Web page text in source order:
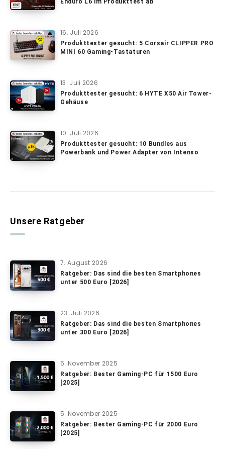
16. Juli 2026
Produkttester gesucht: 5 Corsair CLIPPER PRO
MINI 60 Gaming-Tastaturen
13. Juli 2026
Produkttester gesucht: 6 HYTE X50 Air Tower-
Gehäuse
10. Juli 2026
Produkttester gesucht: 10 Bundles aus
Powerbank und Power Adapter von Intenso
Unsere Ratgeber
7. August 2026
Ratgeber: Das sind die besten Smartphones
unter 500 Euro [2026]
23. Juli 2026
Ratgeber: Das sind die besten Smartphones
unter 300 Euro [2026]
5. November 2025
Ratgeber: Bester Gaming-PC für 1500 Euro
[2025]
5. November 2025
Ratgeber: Bester Gaming-PC für 2000 Euro
[2025]